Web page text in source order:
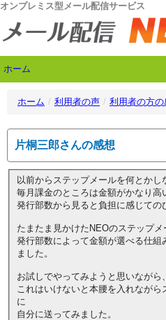
オンプレミス型メール配信サービス
ホーム
ホーム / 利用者の声 / 利用者の方の
片桐三郎さんの感想
以前からステップメールを何とかし
毎月課金のところは金額がかなり高
発行部数から見ると負担に感じての
たまたま見かけたNEOのステップメ
発行部数によって金額が選べる仕
ました。
お試しでやってみようと思いながら
これはいけないと本腰を入れなが
に
自分に送ってみました。